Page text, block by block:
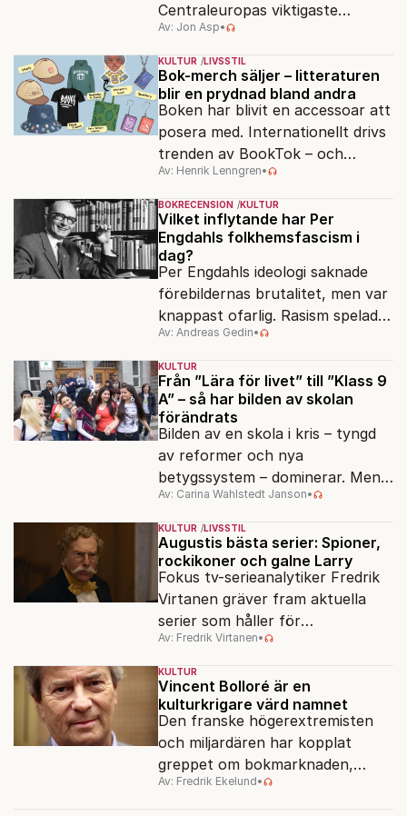
Centraleuropas viktigaste
filmfestival – en plats där
Hollywoodglans möter
egensinnighet.
Av: Jon Asp•
KULTUR LIVSSTIL
Bok-merch säljer – litteraturen
blir en prydnad bland andra
Boken har blivit en accessoar att
posera med. Internationellt drivs
trenden av BookTok – och
förlagen följer efter.
Av: Henrik Lenngren•
BOKRECENSION KULTUR
Vilket inflytande har Per
Engdahls folkhemsfascism i
dag?
Per Engdahls ideologi saknade
förebildernas brutalitet, men var
knappast ofarlig. Rasism spelades
ned i förmån för "kultur". Känns
det igen?
Av: Andreas Gedin•
KULTUR
Från ”Lära för livet” till ”Klass 9
A” – så har bilden av skolan
förändrats
Bilden av en skola i kris – tyngd
av reformer och nya
betygssystem – dominerar. Men
vem äger berättelsen om skolan?
Av: Carina Wahlstedt Janson•
KULTUR LIVSSTIL
Augustis bästa serier: Spioner,
rockikoner och galne Larry
Fokus tv-serieanalytiker Fredrik
Virtanen gräver fram aktuella
serier som håller för
augustisoffan – när
sensommarmörkret smyger sig
på och tv-utbudet blir din bästa
vän.
Av: Fredrik Virtanen•
KULTUR
Vincent Bolloré är en
kulturkrigare värd namnet
Den franske högerextremisten
och miljardären har kopplat
greppet om bokmarknaden,
filmbolag, tv- och radiokanaler.
Av: Fredrik Ekelund•